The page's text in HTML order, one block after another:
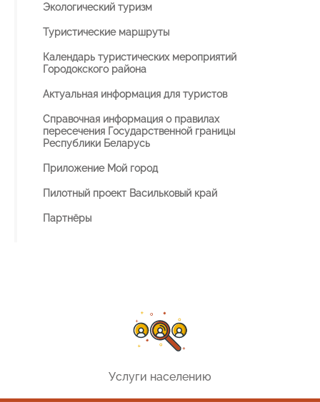
Экологический туризм
Туристические маршруты
Календарь туристических мероприятий
Городокского района
Актуальная информация для туристов
Справочная информация о правилах
пересечения Государственной границы
Республики Беларусь
Приложение Мой город
Пилотный проект Васильковый край
Партнёры
Услуги населению